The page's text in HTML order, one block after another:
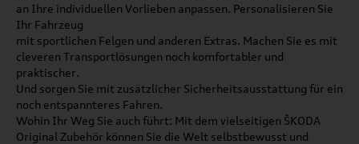
an Ihre individuellen Vorlieben anpassen. Personalisieren Sie
Ihr Fahrzeug
mit sportlichen Felgen und anderen Extras. Machen Sie es mit
cleveren Transportlösungen noch komfortabler und
praktischer.
Und sorgen Sie mit zusätzlicher Sicherheitsausstattung für ein
noch entspannteres Fahren.
Wohin Ihr Weg Sie auch führt: Mit dem vielseitigen ŠKODA
Original Zubehör können Sie die Welt selbstbewusst und